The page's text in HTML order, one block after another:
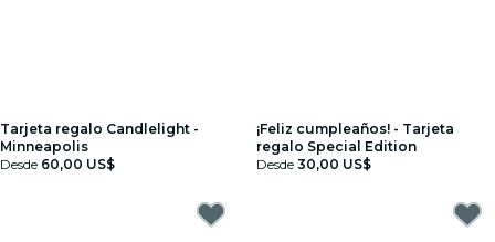
Tarjeta regalo Candlelight -
Minneapolis
Desde 60,00 US$
¡Feliz cumpleaños! - Tarjeta
regalo Special Edition
Desde 30,00 US$